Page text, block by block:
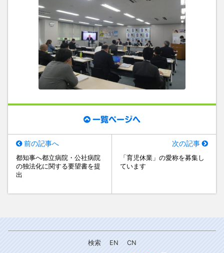
一覧ページへ
前の記事へ
都知事へ都立病院・公社病院
の独法化に関する要望書を提
出
次の記事
「育児休業」の愛称を募集し
ています
検索 EN
CN